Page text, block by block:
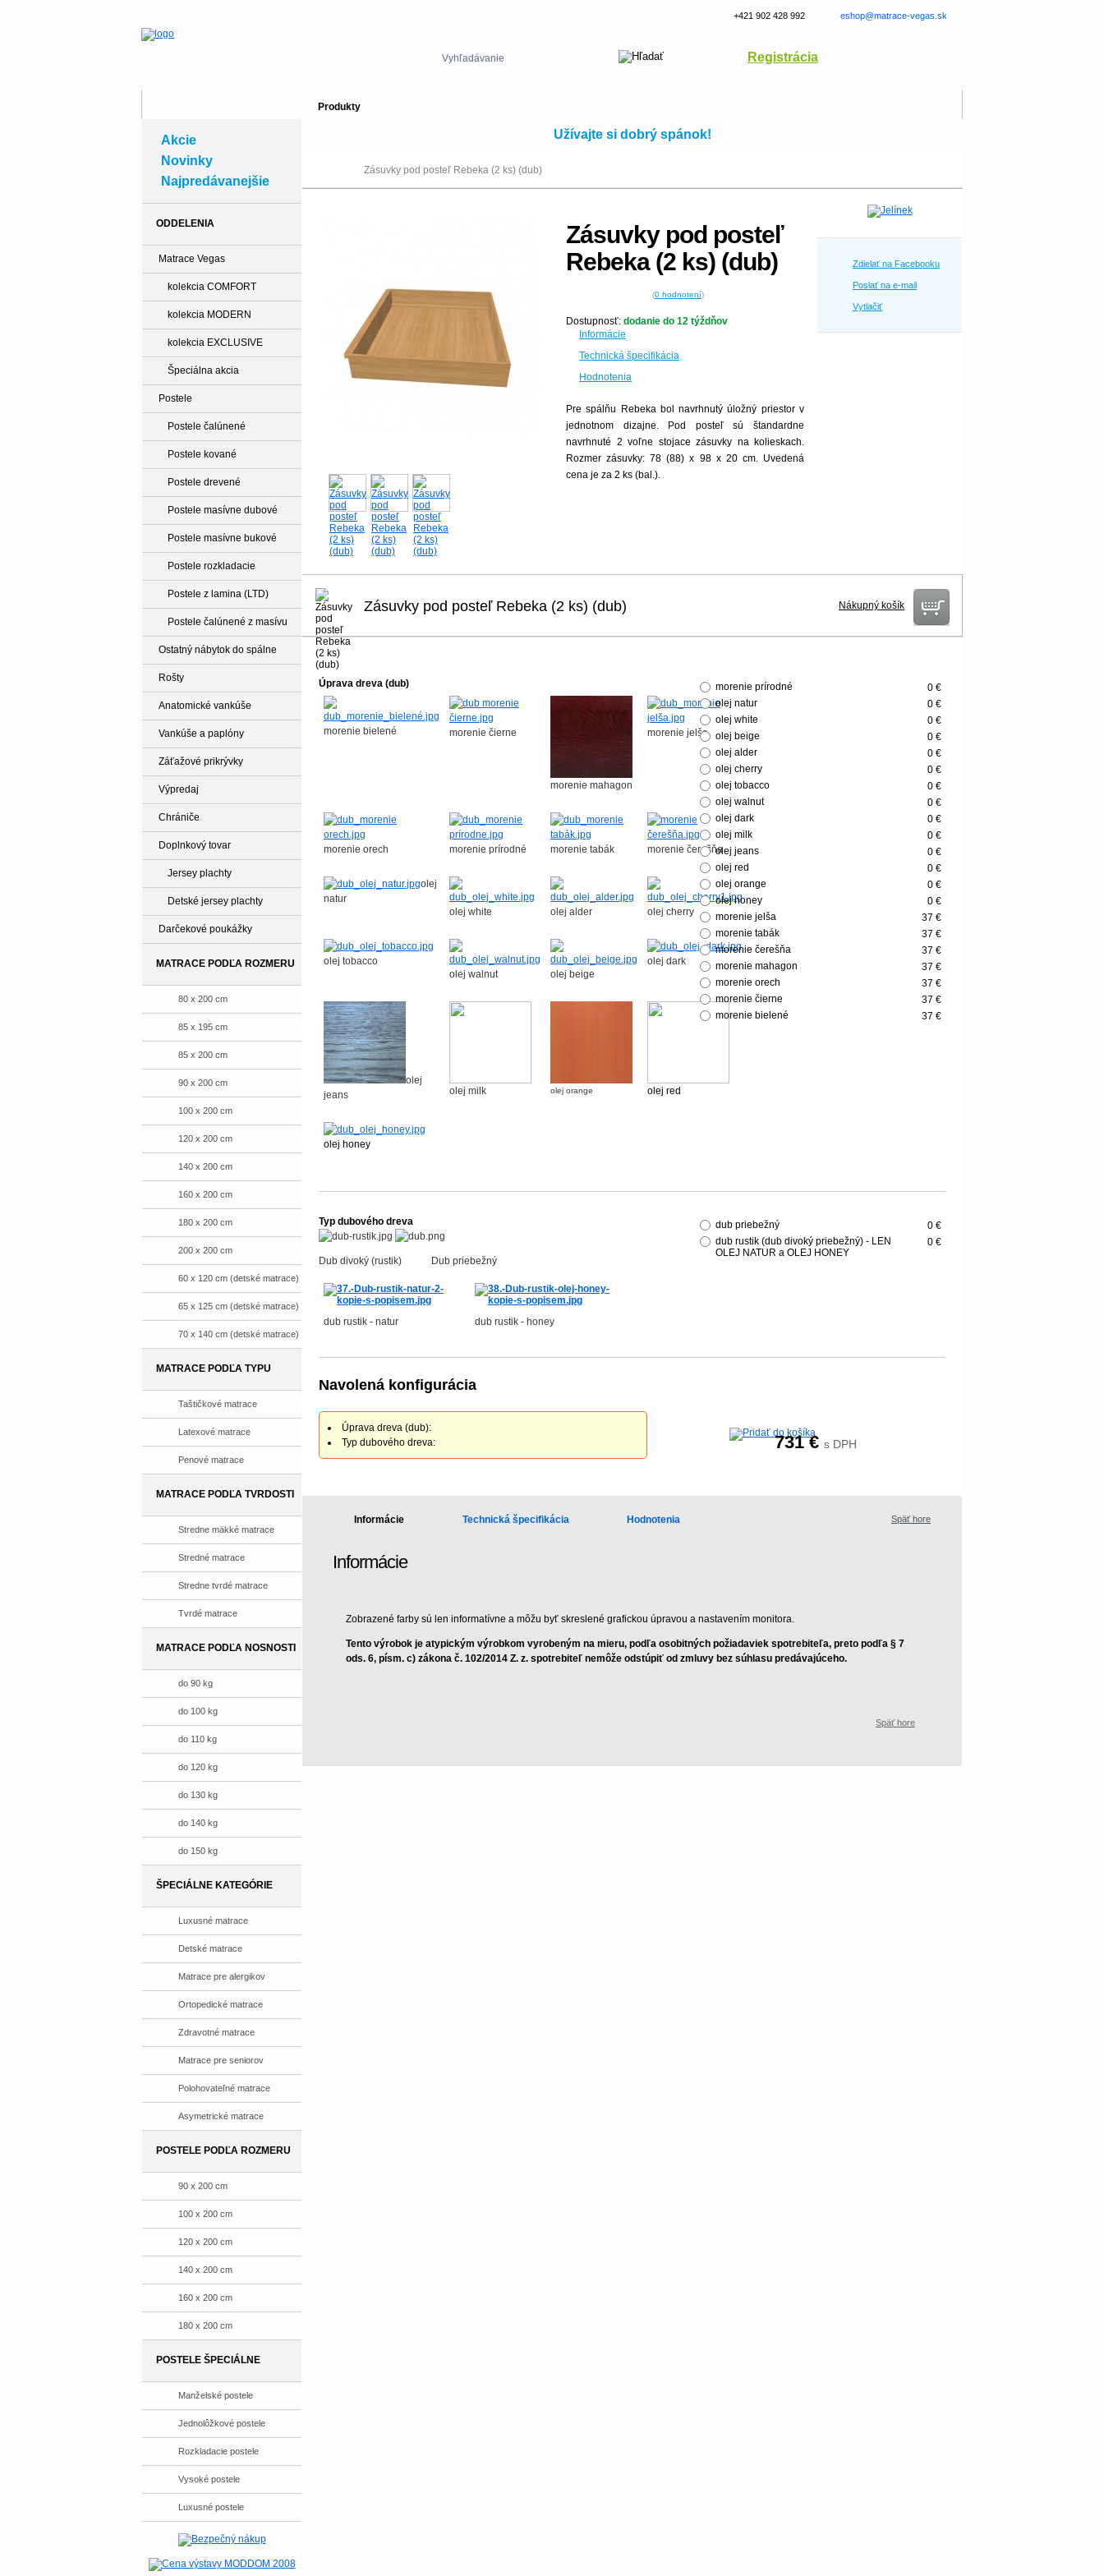
Užívajte si dobrý spánok!
Zásuvky pod posteľ Rebeka (2 ks) (dub)
Zásuvky pod posteľ
Rebeka (2 ks) (dub)
(0 hodnotení)
Dostupnosť: dodanie do 12 týždňov
Informácie
Technická špecifikácia
Hodnotenia
Pre spálňu Rebeka bol navrhnutý úložný priestor v
jednotnom dizajne. Pod posteľ sú štandardne
navrhnuté 2 voľne stojace zásuvky na kolieskach.
Rozmer zásuvky: 78 (88) x 98 x 20 cm. Uvedená
cena je za 2 ks (bal.).
Zdielať na Facebooku
Poslať na e-mail
Vytlačiť
Zásuvky pod posteľ Rebeka (2 ks) (dub) Nákupný košík
Úprava dreva (dub)
morenie bielené morenie čierne
morenie mahagon
morenie jelša
morenie orech morenie prírodné morenie tabák morenie čerešňa
olej
natur
olej white
olej alder olej cherry
olej tobacco
olej walnut
olej beige
olej dark
olej
jeans
olej milk olej orange olej red
olej honey
morenie prírodné
0 €
olej natur
0 €
olej white
0 €
olej beige
0 €
olej alder
0 €
olej cherry
0 €
olej tobacco
0 €
olej walnut
0 €
olej dark
0 €
olej milk
0 €
olej jeans
0 €
olej red
0 €
olej orange
0 €
olej honey
0 €
morenie jelša
37 €
morenie tabák
37 €
morenie čerešňa
37 €
morenie mahagon
37 €
morenie orech
37 €
morenie čierne
37 €
morenie bielené
37 €
Typ dubového dreva
Dub divoký (rustik) Dub priebežný
dub rustik - natur dub rustik - honey
dub priebežný
0 €
dub rustik (dub divoký priebežný) - LEN
OLEJ NATUR a OLEJ HONEY
0 €
Navolená konfigurácia
Úprava dreva (dub):
Typ dubového dreva:
731€ s DPH
Informácie Technická špecifikácia Hodnotenia Späť hore
Informácie
Zobrazené farby sú len informatívne a môžu byť skreslené grafickou úpravou a nastavením monitora.
Tento výrobok je atypickým výrobkom vyrobeným na mieru, podľa osobitných požiadaviek spotrebiteľa, preto podľa § 7
ods. 6, písm. c) zákona č. 102/2014 Z. z. spotrebiteľ nemôže odstúpiť od zmluvy bez súhlasu predávajúceho.
Späť hore
Akcie
Novinky
Najpredávanejšie
ODDELENIA
Matrace Vegas
kolekcia COMFORT
kolekcia MODERN
kolekcia EXCLUSIVE
Špeciálna akcia
Postele
Postele čalúnené
Postele kované
Postele drevené
Postele masívne dubové
Postele masívne bukové
Postele rozkladacie
Postele z lamina (LTD)
Postele čalúnené z masívu
Ostatný nábytok do spálne
Rošty
Anatomické vankúše
Vankúše a paplóny
Záťažové prikrývky
Výpredaj
Chrániče
Doplnkový tovar
Jersey plachty
Detské jersey plachty
Darčekové poukážky
MATRACE PODĽA ROZMERU
80 x 200 cm
85 x 195 cm
85 x 200 cm
90 x 200 cm
100 x 200 cm
120 x 200 cm
140 x 200 cm
160 x 200 cm
180 x 200 cm
200 x 200 cm
60 x 120 cm (detské matrace)
65 x 125 cm (detské matrace)
70 x 140 cm (detské matrace)
MATRACE PODĽA TYPU
Taštičkové matrace
Latexové matrace
Penové matrace
MATRACE PODĽA TVRDOSTI
Stredne mäkké matrace
Stredné matrace
Stredne tvrdé matrace
Tvrdé matrace
MATRACE PODĽA NOSNOSTI
do 90 kg
do 100 kg
do 110 kg
do 120 kg
do 130 kg
do 140 kg
do 150 kg
ŠPECIÁLNE KATEGÓRIE
Luxusné matrace
Detské matrace
Matrace pre alergikov
Ortopedické matrace
Zdravotné matrace
Matrace pre seniorov
Polohovateľné matrace
Asymetrické matrace
POSTELE PODĽA ROZMERU
90 x 200 cm
100 x 200 cm
120 x 200 cm
140 x 200 cm
160 x 200 cm
180 x 200 cm
POSTELE ŠPECIÁLNE
Manželské postele
Jednolôžkové postele
Rozkladacie postele
Vysoké postele
Luxusné postele
+421 902 428 992 eshop@matrace-vegas.sk
Vyhľadávanie Registrácia
Produkty